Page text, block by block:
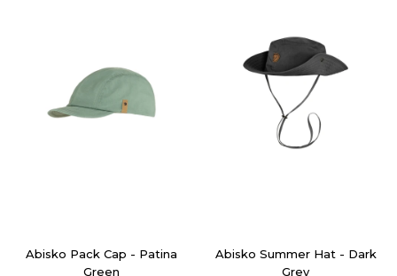
Abisko Pack Cap - Patina
Green
Abisko Summer Hat - Dark
Grey